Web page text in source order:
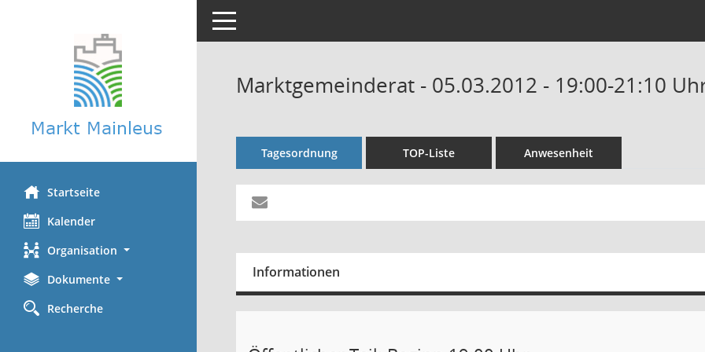
Startseite
Kalender
Organisation
Dokumente
Recherche
Toggle navigation
Marktgemeinderat - 05.03.2012 - 19:00-21:10
Tagesordnung TOP-Liste Anwesenheit
Informationen